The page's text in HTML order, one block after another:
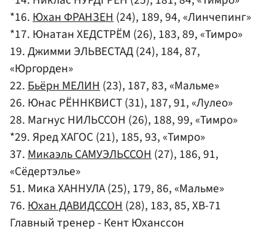
*16. Юхан ФРАНЗЕН (24), 189, 94, «Линчепинг»
*17. Юнатан ХЕДСТРЁМ (26), 183, 89, «Тимро»
19. Джимми ЭЛЬВЕСТАД (24), 184, 87,
«Юргорден»
22. Бьёрн МЕЛИН (23), 187, 83, «Мальме»
26. Юнас РЁННКВИСТ (31), 187, 91, «Лулео»
28. Магнус НИЛЬССОН (26), 188, 99, «Тимро»
*29. Яред ХАГОС (21), 185, 93, «Тимро»
37. Микаэль САМУЭЛЬССОН (27), 186, 91,
«Сёдертэлье»
51. Мика ХАННУЛА (25), 179, 86, «Мальме»
76. Юхан ДАВИДССОН (28), 183, 85, ХВ-71
Главный тренер - Кент Юханссон